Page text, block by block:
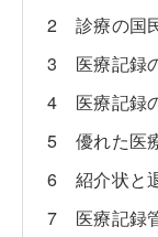
2 診療の国
3 医療記録
4 医療記録
5 優れた医
6 紹介状と
7 医療記録